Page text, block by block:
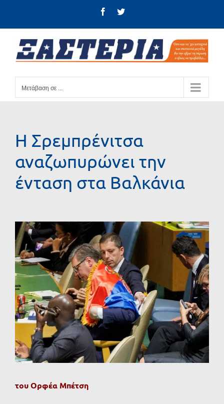
FacebookTwitter
Μετάβαση σε ...
Η Σρεμπρένιτσα
αναζωπυρώνει την
ένταση στα Βαλκάνια
Προβολή
μεγαλύτερης
εικόνας
του Ορφέα Μπέτση